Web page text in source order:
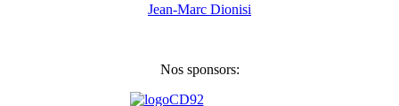
Jean-Marc Dionisi
Nos sponsors: